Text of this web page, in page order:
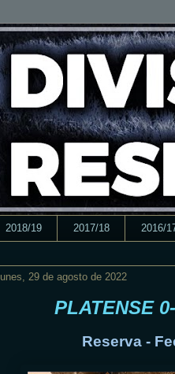
2018/19 2017/18 2016/
lunes, 29 de agosto de 2022
PLATENSE
Reserva -